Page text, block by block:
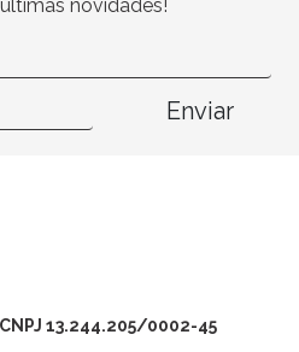
novidades!
Enviar
13.244.205/0002-45